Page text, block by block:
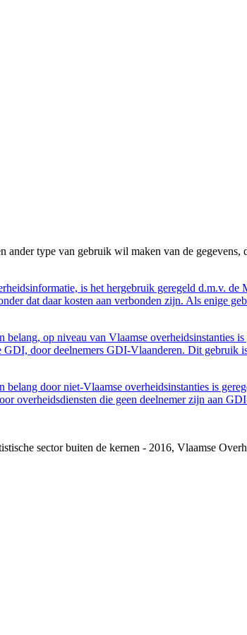
ander type van gebruik wil maken van de
is het hergebruik geregeld d.m.v.
dat daar kosten aan verbonden zijn. Als enige
op niveau van Vlaamse overheidsinstanties
GDI, door deelnemers GDI-Vlaanderen. Dit gebruik
door niet-Vlaamse overheidsinstanties is
overheidsdiensten die geen deelnemer zijn aan
sector buiten de kernen - 2016, Vlaamse